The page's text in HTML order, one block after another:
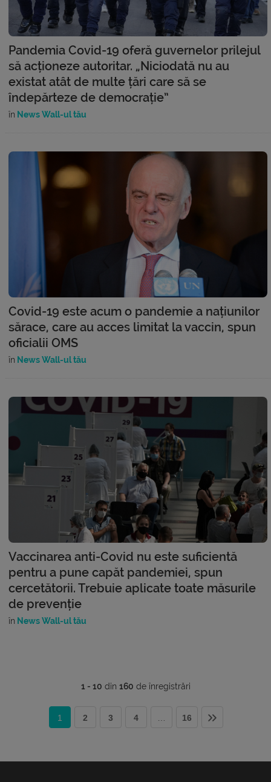
Pandemia Covid-19 oferă guvernelor prilejul
să acționeze autoritar. „Niciodată nu au
existat atât de multe țări care să se
îndepărteze de democrație”
în News Wall-ul tău
Covid-19 este acum o pandemie a națiunilor
sărace, care au acces limitat la vaccin, spun
oficialii OMS
în News Wall-ul tău
Vaccinarea anti-Covid nu este suficientă
pentru a pune capăt pandemiei, spun
cercetătorii. Trebuie aplicate toate măsurile
de prevenție
în News Wall-ul tău
1 - 10 din 160 de înregistrări
1 2 3 4 16